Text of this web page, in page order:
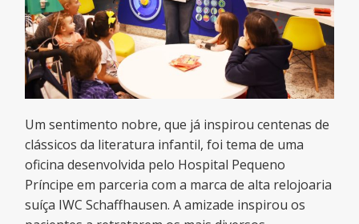
Um sentimento nobre, que já inspirou centenas de
clássicos da literatura infantil, foi tema de uma
oficina desenvolvida pelo Hospital Pequeno
Príncipe em parceria com a marca de alta relojoaria
suíça IWC Schaffhausen. A amizade inspirou os